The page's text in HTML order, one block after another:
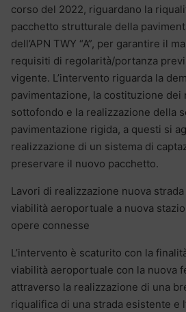
corso del 2022, riguardano la
pacchetto strutturale della
dell’APN TWY “A”, per garantire il
requisiti di regolarità/portanza
vigente. L’intervento riguarda la
pavimentazione, la costituzione dei
sottofondo e la realizzazione della
pavimentazione rigida, a questi si
realizzazione di un sistema di
preservare il nuovo pacchetto.
Lavori di realizzazione nuova
viabilità aeroportuale a nuova
opere connesse
L’intervento è scaturito con la
viabilità aeroportuale con la nuova
attraverso la realizzazione di una
riqualifica di una strada esistente e